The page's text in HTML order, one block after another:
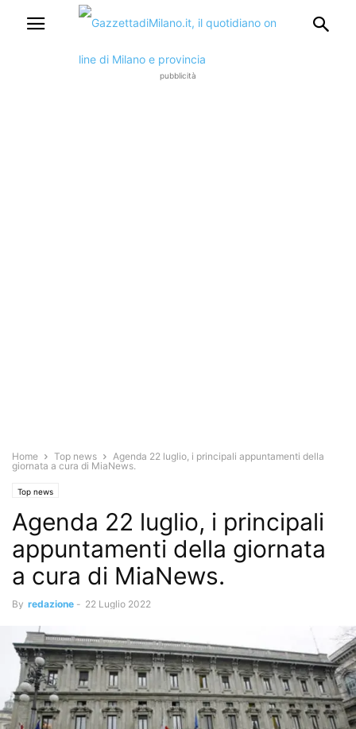
pubblicità
Home Top news
Agenda 22 luglio, i principali appuntamenti della
giornata a cura di MiaNews.
Top news
Agenda 22 luglio, i principali
appuntamenti della giornata
a cura di MiaNews.
By redazione - 22 Luglio 2022